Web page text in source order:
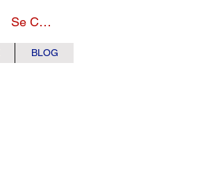
Se Connecter
BLOG